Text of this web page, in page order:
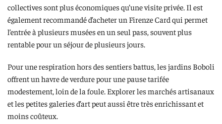
collectives sont plus économiques qu’une visite privée. Il est
également recommandé d’acheter un Firenze Card qui permet
l’entrée à plusieurs musées en un seul pass, souvent plus
rentable pour un séjour de plusieurs jours.
Pour une respiration hors des sentiers battus, les jardins Boboli
offrent un havre de verdure pour une pause tarifée
modestement, loin de la foule. Explorer les marchés artisanaux
et les petites galeries d’art peut aussi être très enrichissant et
moins coûteux.